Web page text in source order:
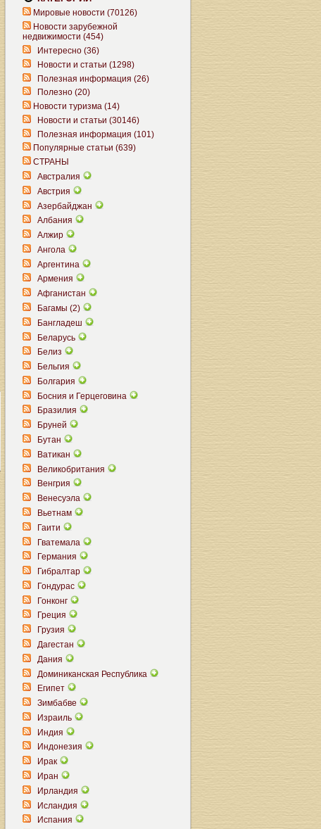
Мировые новости (70126)
Новости зарубежной
недвижимости (454)
Интересно (36)
Новости и статьи (1298)
Полезная информация (26)
Полезно (20)
Новости туризма (14)
Новости и статьи (30146)
Полезная информация (101)
Популярные статьи (639)
СТРАНЫ
Австралия
Австрия
Азербайджан
Албания
Алжир
Ангола
Аргентина
Армения
Афганистан
Багамы (2)
Бангладеш
Беларусь
Белиз
Бельгия
Болгария
Босния и Герцеговина
Бразилия
Бруней
Бутан
Ватикан
Великобритания
Венгрия
Венесуэла
Вьетнам
Гаити
Гватемала
Германия
Гибралтар
Гондурас
Гонконг
Греция
Грузия
Дагестан
Дания
Доминиканская Республика
Египет
Зимбабве
Израиль
Индия
Индонезия
Ирак
Иран
Ирландия
Исландия
Испания